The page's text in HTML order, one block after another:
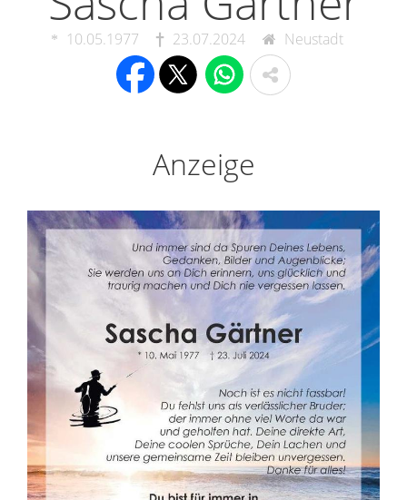
10.05.1977 23.07.2024 Neustadt
Anzeige